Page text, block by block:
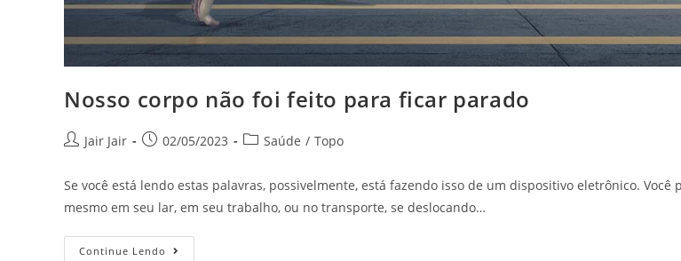
Nosso corpo não foi feito para ficar parado
Jair Jair 02/05/2023 Saúde / Topo
Se você está lendo estas palavras, possivelmente, está fazendo isso de um dispositivo eletrônico. Você
mesmo em seu lar, em seu trabalho, ou no transporte, se deslocando…
Continue Lendo